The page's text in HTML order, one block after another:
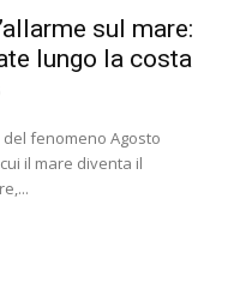
sul mare:
lungo la costa
fenomeno Agosto
il mare diventa il